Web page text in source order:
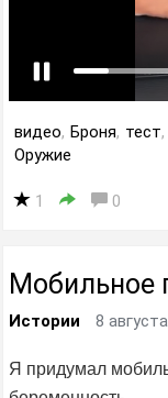
видео, Броня, тест,
Оружие
1 0
Мобильное
Истории 8
Я придумал